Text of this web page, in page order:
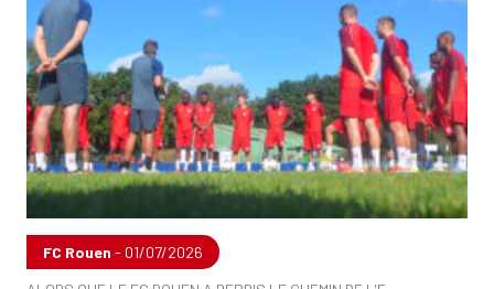
FC Rouen - 01/07/2026